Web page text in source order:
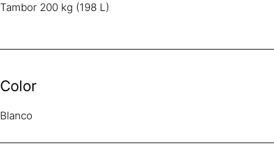
Tambor 200 kg (198 L)
Color
Blanco